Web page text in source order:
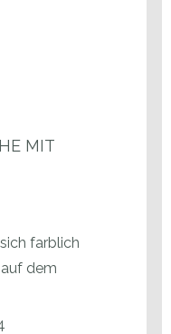
MIT
farblich
dem